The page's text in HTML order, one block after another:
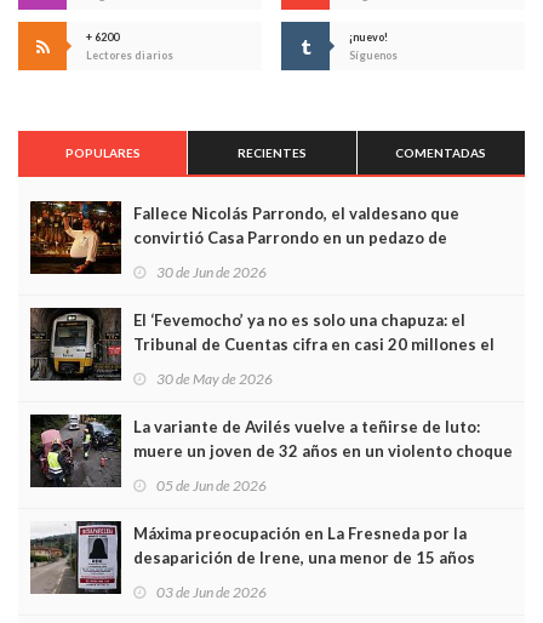
+ 6200
Lectores diarios
¡nuevo!
Síguenos
POPULARES RECIENTES COMENTADAS
Fallece Nicolás Parrondo, el valdesano que
convirtió Casa Parrondo en un pedazo de
Asturias en Madrid
30 de Jun de 2026
El ‘Fevemocho’ ya no es solo una chapuza: el
Tribunal de Cuentas cifra en casi 20 millones el
sobrecoste de los trenes que no cabían por los
30 de May de 2026
La variante de Avilés vuelve a teñirse de luto:
muere un joven de 32 años en un violento choque
frontal
05 de Jun de 2026
Máxima preocupación en La Fresneda por la
desaparición de Irene, una menor de 15 años
03 de Jun de 2026